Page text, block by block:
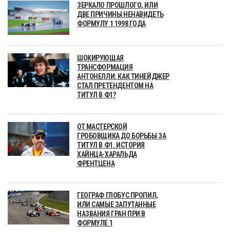
ЗЕРКАЛО ПРОШЛОГО, ИЛИ
ДВЕ ПРИЧИНЫ НЕНАВИДЕТЬ
ФОРМУЛУ 1 1998 ГОДА
ШОКИРУЮЩАЯ
ТРАНСФОРМАЦИЯ
АНТОНЕЛЛИ: КАК ТИНЕЙДЖЕР
СТАЛ ПРЕТЕНДЕНТОМ НА
ТИТУЛ В Ф1?
ОТ МАСТЕРСКОЙ
ГРОБОВЩИКА ДО БОРЬБЫ ЗА
ТИТУЛ В Ф1. ИСТОРИЯ
ХАЙНЦА-ХАРАЛЬДА
ФРЕНТЦЕНА
ГЕОГРАФ ГЛОБУС ПРОПИЛ,
ИЛИ САМЫЕ ЗАПУТАННЫЕ
НАЗВАНИЯ ГРАН ПРИ В
ФОРМУЛЕ 1